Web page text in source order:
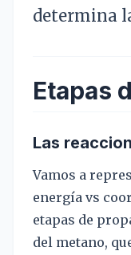
determina
Etapas
Las
Vamos a
energía vs
etapas de
del metano,